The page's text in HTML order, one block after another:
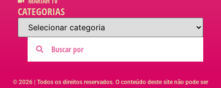
CATEGORIAS
© 2026 | Todos os direitos reservados. O conteúdo deste site não pode ser